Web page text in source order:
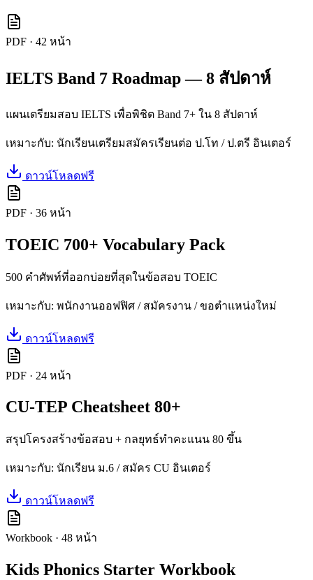
PDF · 42 หน้า
IELTS Band 7 Roadmap — 8 สัปดาห์
แผนเตรียมสอบ IELTS เพื่อพิชิต Band 7+ ใน 8 สัปดาห์
เหมาะกับ: นักเรียนเตรียมสมัครเรียนต่อ ป.โท / ป.ตรี อินเตอร์
ดาวน์โหลดฟรี
PDF · 36 หน้า
TOEIC 700+ Vocabulary Pack
500 คำศัพท์ที่ออกบ่อยที่สุดในข้อสอบ TOEIC
เหมาะกับ: พนักงานออฟฟิศ / สมัครงาน / ขอตำแหน่งใหม่
ดาวน์โหลดฟรี
PDF · 24 หน้า
CU-TEP Cheatsheet 80+
สรุปโครงสร้างข้อสอบ + กลยุทธ์ทำคะแนน 80 ขึ้น
เหมาะกับ: นักเรียน ม.6 / สมัคร CU อินเตอร์
ดาวน์โหลดฟรี
Workbook · 48 หน้า
Kids Phonics Starter Workbook